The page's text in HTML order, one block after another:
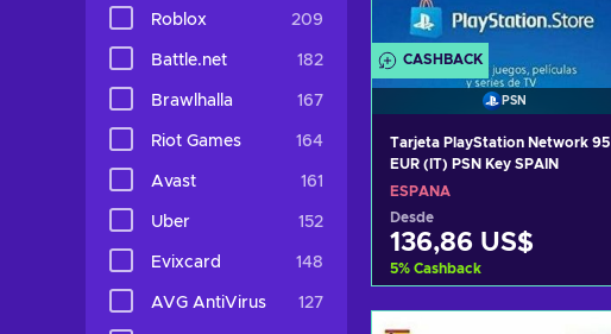
Roblox 209
Battle.net 182
Brawlhalla 167
Riot Games 164
Avast 161
Uber 152
Evixcard 148
AVG AntiVirus 127
CASHBACK
PSN
Tarjeta PlayStation Network 95
EUR (IT) PSN Key SPAIN
ESPAÑA
Desde
136,86 US$
5% Cashback